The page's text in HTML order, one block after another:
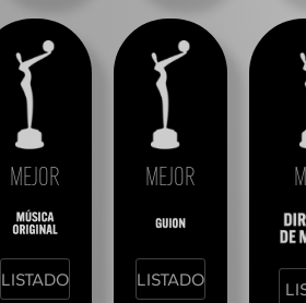
MEJOR
LISTADO
MEJOR
LISTADO